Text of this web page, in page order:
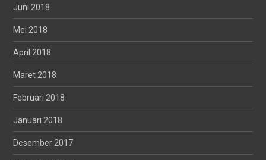
Juni 2018
Mei 2018
April 2018
Maret 2018
Februari 2018
Januari 2018
Desember 2017